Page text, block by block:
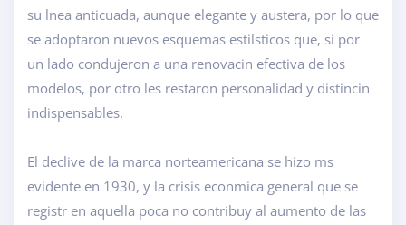
su lnea anticuada, aunque elegante y austera, por lo que
se adoptaron nuevos esquemas estilsticos que, si por
un lado condujeron a una renovacin efectiva de los
modelos, por otro les restaron personalidad y distincin
indispensables.
El declive de la marca norteamericana se hizo ms
evidente en 1930, y la crisis econmica general que se
registr en aquella poca no contribuy al aumento de las